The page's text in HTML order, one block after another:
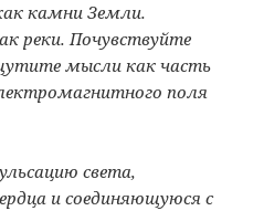
камни Земли.
реки. Почувствуйте
мысли как часть
поля
света,
и соединяющуюся с